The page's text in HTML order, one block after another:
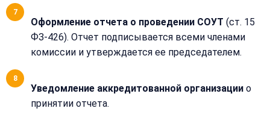
Оформление отчета о проведении СОУТ (ст. 15
ФЗ-426). Отчет подписывается всеми членами
комиссии и утверждается ее председателем.
Уведомление аккредитованной организации о
принятии отчета.
Согласен на
обработку
данных
Получить расчёт
+
Добавить
комментарий
Согласен на
обработку
отвечаем